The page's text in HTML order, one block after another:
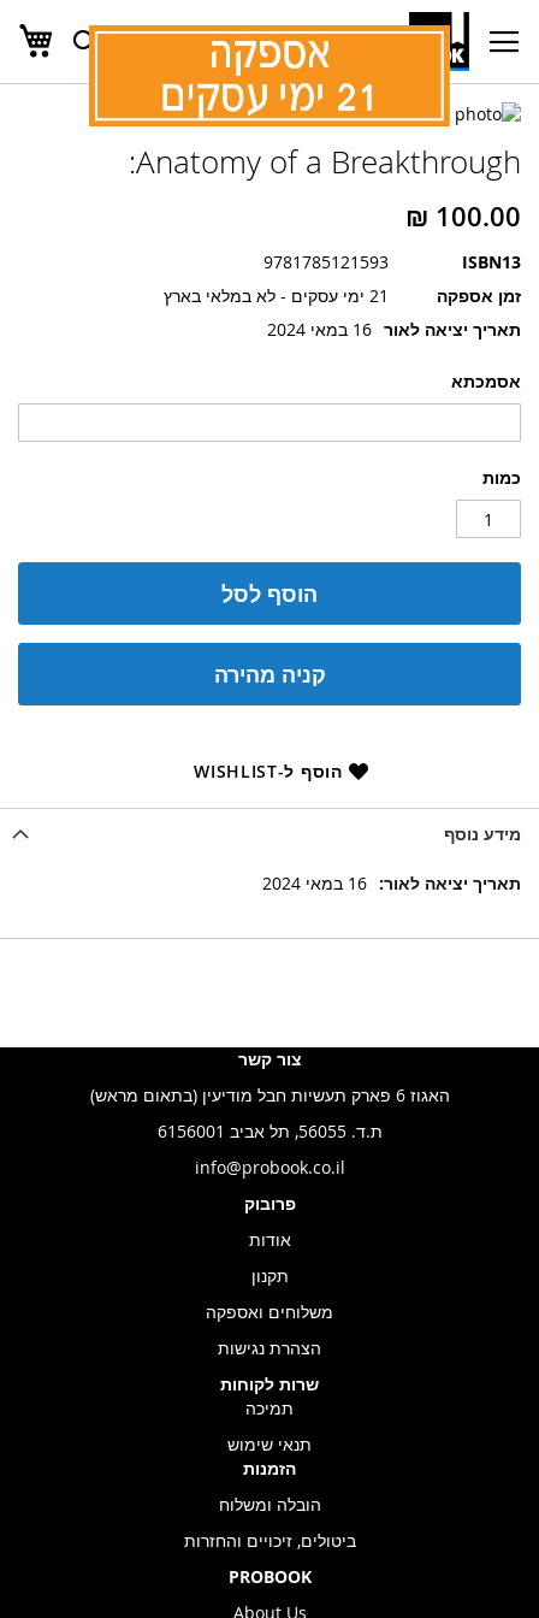
Skip
Content
חפש
אסמכתא
כמות
הוסף לסל
קניה מהירה
הוסף ל-WISHLIST
Anatomy of a Breakthrough:
ISBN13
9781785121593
זמן אספקה
21 ימי עסקים - לא במלאי בארץ
תאריך יציאה לאור 16 במאי 2024
לדלג
של
גלריית
תמונות
להתחלה
גלריית
תמונות
מידע נוסף
מידע
16 במאי 2024
צור קשר
האגוז 6 פארק תעשיות חבל מודיעין (בתאום מראש)
ת.ד. 56055, תל אביב 6156001
info@probook.co.il
פרובוק
אודות
תקנון
משלוחים ואספקה
הצהרת נגישות
שרות לקוחות
תמיכה
תנאי שימוש
הזמנות
הובלה ומשלוח
ביטולים, זיכויים והחזרות
PROBOOK
About Us